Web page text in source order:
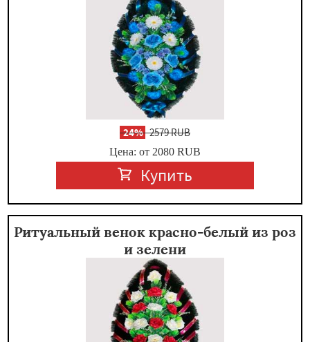
-24%2579 RUB
Цена: от 2080 RUB
Купить
Ритуальный венок красно-белый из роз
и зелени